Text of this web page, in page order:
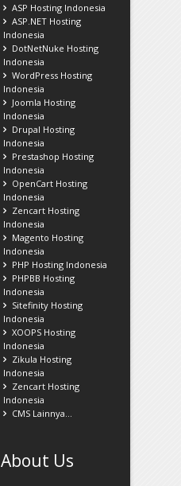
ASP Hosting Indonesia
ASP.NET Hosting
Indonesia
DotNetNuke Hosting
Indonesia
WordPress Hosting
Indonesia
Joomla Hosting
Indonesia
Drupal Hosting
Indonesia
Prestashop Hosting
Indonesia
OpenCart Hosting
Indonesia
Zencart Hosting
Indonesia
Magento Hosting
Indonesia
PHP Hosting Indonesia
PHPBB Hosting
Indonesia
Sitefinity Hosting
Indonesia
XOOPS Hosting
Indonesia
Zikula Hosting
Indonesia
Zencart Hosting
Indonesia
CMS Lainnya...
About Us